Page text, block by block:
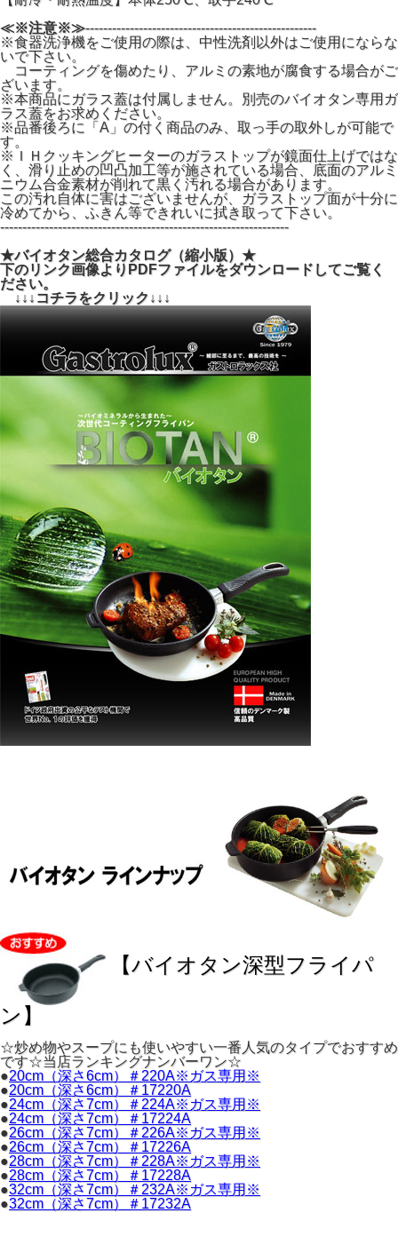
≪※注意※≫----------------------------------------------------
※食器洗浄機をご使用の際は、中性洗剤以外はご使用にならな
いで下さい。
コーティングを傷めたり、アルミの素地が腐食する場合がご
ざいます。
※本商品にガラス蓋は付属しません。別売のバイオタン専用ガ
ラス蓋をお求めください。
※品番後ろに「A」の付く商品のみ、取っ手の取外しが可能で
す。
※ＩＨクッキングヒーターのガラストップが鏡面仕上げではな
く、滑り止めの凹凸加工等が施されている場合、底面のアルミ
ニウム合金素材が削れて黒く汚れる場合があります。
この汚れ自体に害はございませんが、ガラストップ面が十分に
冷めてから、ふきん等できれいに拭き取って下さい。
-----------------------------------------------------------------
★バイオタン総合カタログ（縮小版）★
下のリンク画像よりPDFファイルをダウンロードしてご覧く
ださい。
↓↓↓コチラをクリック↓↓↓
【バイオタン深型フライパ
ン】
☆炒め物やスープにも使いやすい一番人気のタイプでおすすめ
です☆当店ランキングナンバーワン☆
●20cm（深さ6cm）＃220A※ガス専用※
●20cm（深さ6cm）＃17220A
●24cm（深さ7cm）＃224A※ガス専用※
●24cm（深さ7cm）＃17224A
●26cm（深さ7cm）＃226A※ガス専用※
●26cm（深さ7cm）＃17226A
●28cm（深さ7cm）＃228A※ガス専用※
●28cm（深さ7cm）＃17228A
●32cm（深さ7cm）＃232A※ガス専用※
●32cm（深さ7cm）＃17232A